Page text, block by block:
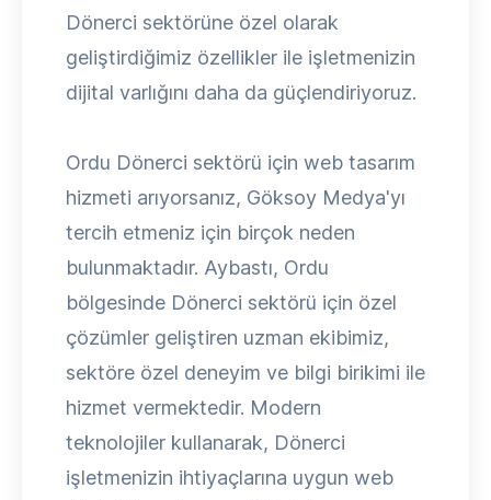
Dönerci sektörüne özel olarak
geliştirdiğimiz özellikler ile işletmenizin
dijital varlığını daha da güçlendiriyoruz.
Ordu Dönerci sektörü için web tasarım
hizmeti arıyorsanız, Göksoy Medya'yı
tercih etmeniz için birçok neden
bulunmaktadır. Aybastı, Ordu
bölgesinde Dönerci sektörü için özel
çözümler geliştiren uzman ekibimiz,
sektöre özel deneyim ve bilgi birikimi ile
hizmet vermektedir. Modern
teknolojiler kullanarak, Dönerci
işletmenizin ihtiyaçlarına uygun web